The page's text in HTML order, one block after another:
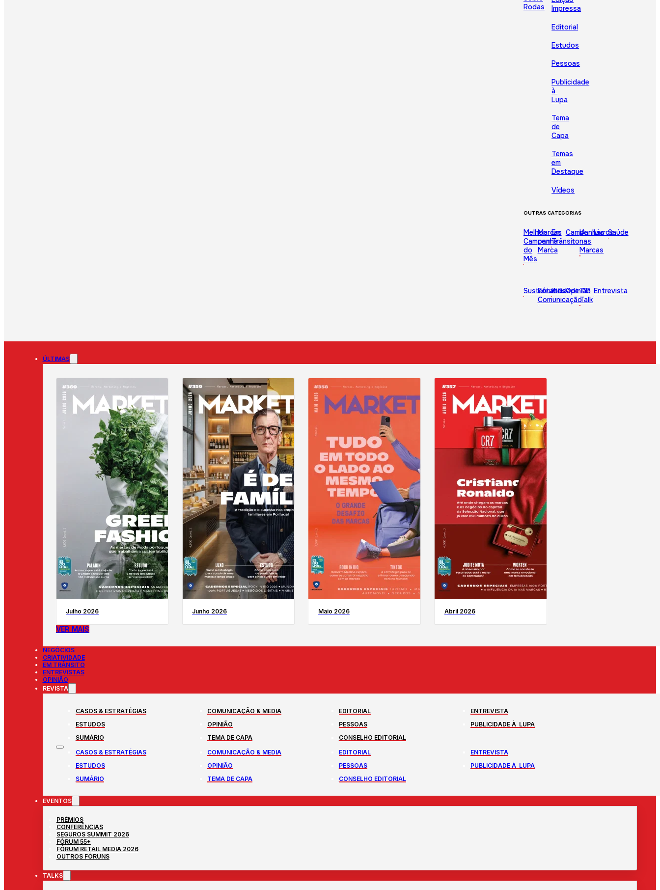
Rodas
Impressa
Editorial
Estudos
Pessoas
Publicidade
à
Lupa
Tema
de
Capa
Temas
em
Destaque
Vídeos
OUTRAS CATEGORIAS
Melhor
Campanha
do
Mês
Marcas
com
Marca
Em
Trânsito
Campanhas
IA
nas
Marcas
LivrosSaúde
Sustentabilidade
Fórum
Comunicação
KidsOpinião
TIP
Talk
Entrevista
ÚLTIMAS
Julho 2026 Junho 2026 Maio 2026 Abril 2026
VER MAIS
NEGÓCIOS
CRIATIVIDADE
EM TRÂNSITO
ENTREVISTAS
OPINIÃO
REVISTA
CASOS & ESTRATÉGIAS COMUNICAÇÃO & MEDIA EDITORIAL
ENTREVISTA
ESTUDOS
OPINIÃO PESSOAS
PUBLICIDADE À LUPA
SUMÁRIO
TEMA DE CAPA
CONSELHO EDITORIAL
CASOS & ESTRATÉGIAS
COMUNICAÇÃO & MEDIA EDITORIAL
ENTREVISTA
ESTUDOS
OPINIÃO PESSOAS
PUBLICIDADE À LUPA
SUMÁRIO
TEMA DE CAPA CONSELHO EDITORIAL
EVENTOS
PRÉMIOS
CONFERÊNCIAS
SEGUROS SUMMIT 2026
FÓRUM 55+
FÓRUM RETAIL MEDIA 2026
OUTROS FÓRUNS
TALKS